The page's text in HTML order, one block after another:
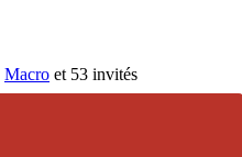
Macro et 53 invités